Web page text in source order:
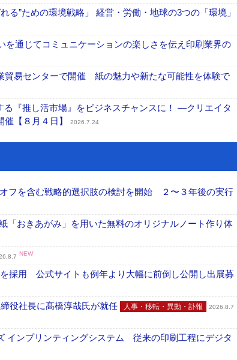
”ための環境戦略」 経営・労働・地球の3つの「環境」
通じてコミュニケーションの楽しさを伝え印刷業界の
易センターで開催 紙の魅力や新たな可能性を体験で
『推し活市場』をビジネスチャンスに！ ―クリエイタ
【８月４日】
2026.7.24
フを含む戦略的選択肢の検討を開始 ２〜３年後の実行
おきあがみ」を用いた無料のオリジナルノート作り体
NEW
採用 公式サイトも例年より大幅に前倒し公開し出展募
役社長に髙橋淳哉氏が就任 人事・移転・異動・訃報
2026.8.7
インプリンティングシステム 従来の印刷工程にデジタ